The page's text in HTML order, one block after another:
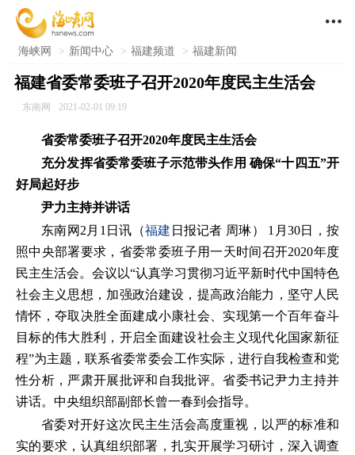

海峡网 > 新闻中心 > 福建频道 > 福建新闻
福建省委常委班子召开2020年度民主生活会
东南网 2021-02-01 09:19
省委常委班子召开2020年度民主生活会
充分发挥省委常委班子示范带头作用 确保“十四五”开
好局起好步
尹力主持并讲话
东南网2月1日讯（福建 日报记者 周琳） 1月30日，按
照中央部署要求，省委常委班子用一天时间召开2020年度
民主生活会。会议以“认真学习贯彻习近平新时代中国特色
社会主义思想，加强政治建设，提高政治能力，坚守人民
情怀，夺取决胜全面建成小康社会、实现第一个百年奋斗
目标的伟大胜利，开启全面建设社会主义现代化国家新征
程”为主题，联系省委常委会工作实际，进行自我检查和党
性分析，严肃开展批评和自我批评。省委书记尹力主持并
讲话。中央组织部副部长曾一春到会指导。
省委对开好这次民主生活会高度重视，以严的标准和
实的要求，认真组织部署，扎实开展学习研讨，深入调查